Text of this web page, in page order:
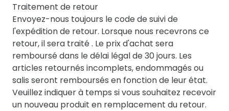
Traitement de retour
Envoyez-nous toujours le code de suivi de
l'expédition de retour. Lorsque nous recevrons ce
retour, il sera traité . Le prix d'achat sera
remboursé dans le délai légal de 30 jours. Les
articles retournés incomplets, endommagés ou
salis seront remboursés en fonction de leur état.
Veuillez indiquer à temps si vous souhaitez recevoir
un nouveau produit en remplacement du retour.